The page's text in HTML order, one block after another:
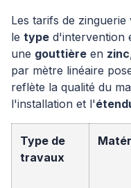
Les tarifs de
le type d'intervention
une gouttière en zinc
par mètre linéaire
reflète la qualité du
l'installation et l'
Type de
travaux